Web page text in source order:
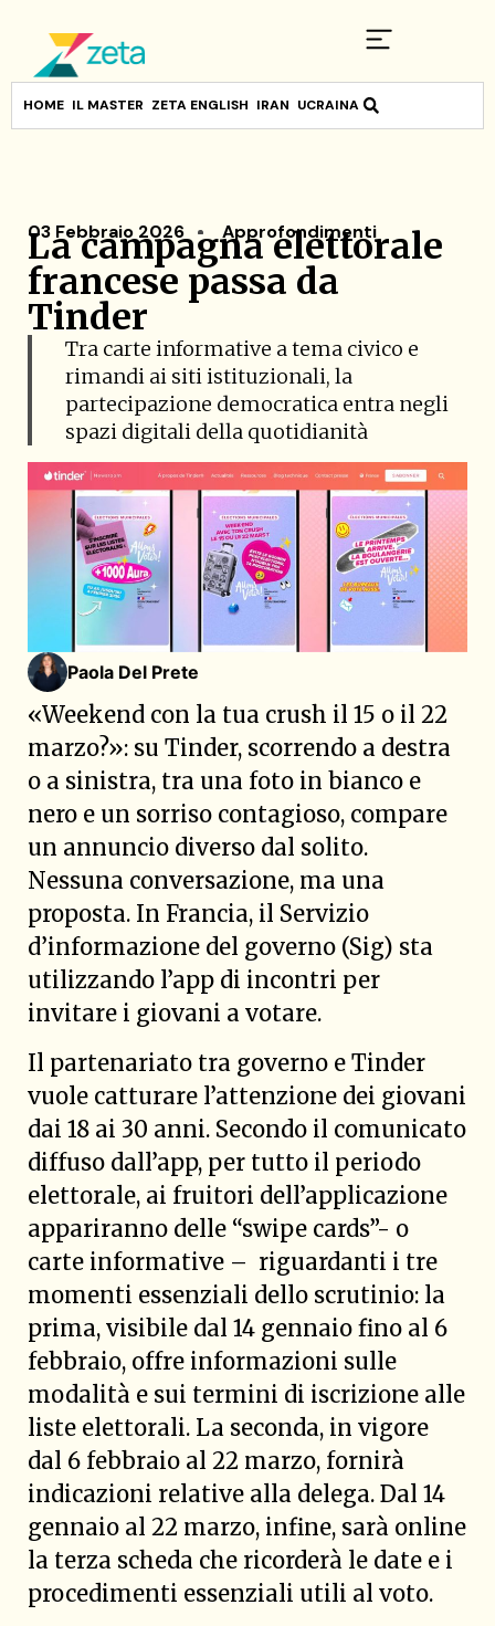
HOME IL MASTER ZETA ENGLISH IRAN UCRAINA
03 Febbraio 2026 Approfondimenti
La campagna elettorale
francese passa da
Tinder
Tra carte informative a tema civico e
rimandi ai siti istituzionali, la
partecipazione democratica entra negli
spazi digitali della quotidianità
Paola Del Prete
«Weekend con la tua crush il 15 o il 22
marzo?»: su Tinder, scorrendo a destra
o a sinistra, tra una foto in bianco e
nero e un sorriso contagioso, compare
un annuncio diverso dal solito.
Nessuna conversazione, ma una
proposta. In Francia, il Servizio
d’informazione del governo (Sig) sta
utilizzando l’app di incontri per
invitare i giovani a votare.
Il partenariato tra governo e Tinder
vuole catturare l’attenzione dei giovani
dai 18 ai 30 anni. Secondo il comunicato
diffuso dall’app, per tutto il periodo
elettorale, ai fruitori dell’applicazione
appariranno delle “swipe cards”- o
carte informative – riguardanti i tre
momenti essenziali dello scrutinio: la
prima, visibile dal 14 gennaio fino al 6
febbraio, offre informazioni sulle
modalità e sui termini di iscrizione alle
liste elettorali. La seconda, in vigore
dal 6 febbraio al 22 marzo, fornirà
indicazioni relative alla delega. Dal 14
gennaio al 22 marzo, infine, sarà online
la terza scheda che ricorderà le date e i
procedimenti essenziali utili al voto.